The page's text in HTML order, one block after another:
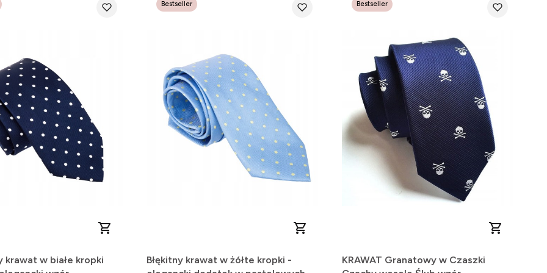
krawat w białe kropki
Bestseller
Błękitny krawat w żółte kropki -
Bestseller
KRAWAT Granatowy w Czaszki